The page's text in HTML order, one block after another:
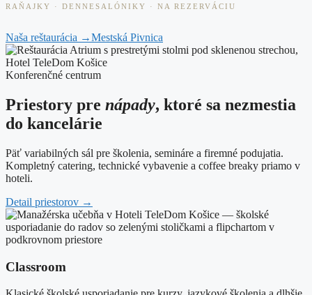
RAŇAJKY · DENNE SALÓNIKY · NA REZERVÁCIU
Naša reštaurácia →Mestská Pivnica
Konferenčné centrum
Priestory pre nápady, ktoré sa nezmestia
do kancelárie
Päť variabilných sál pre školenia, semináre a firemné podujatia.
Kompletný catering, technické vybavenie a coffee breaky priamo v
hoteli.
Detail priestorov →
Classroom